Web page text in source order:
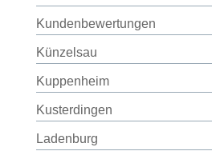
Kundenbewertungen
Künzelsau
Kuppenheim
Kusterdingen
Ladenburg